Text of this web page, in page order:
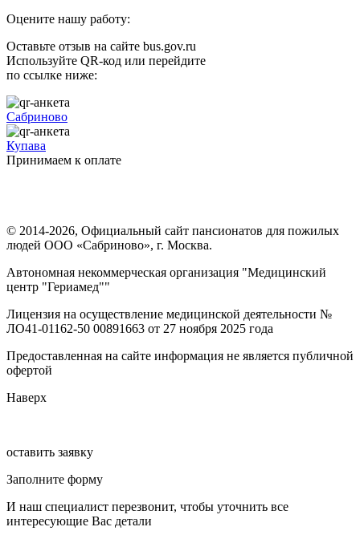
Оцените нашу работу:
Оставьте отзыв на сайте bus.gov.ru
Используйте QR-код или перейдите
по ссылке ниже:
Сабриново
Купава
Принимаем к оплате
© 2014-2026, Официальный сайт пансионатов для пожилых
людей ООО «Сабриново», г. Москва.
Автономная некоммерческая организация "Медицинский
центр "Гериамед""
Лицензия на осуществление медицинской деятельности №
ЛО41-01162-50 00891663 от 27 ноября 2025 года
Предоставленная на сайте информация не является публичной
офертой
Наверх
оставить заявку
Заполните форму
И наш специалист перезвонит, чтобы уточнить все
интересующие Вас детали